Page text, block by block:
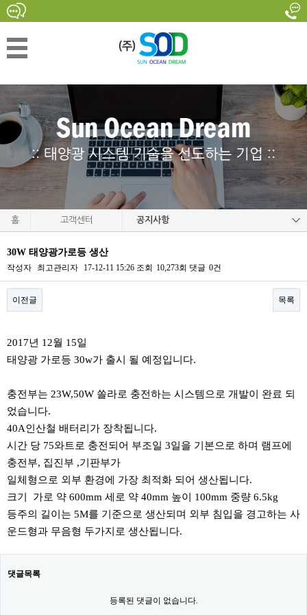
홈 고객센터 공지사항
30W 태양광가로등 생산
작성자 최고관리자 17-12-11 15:26 조회 10,273회 댓글 0건
이전글 목록
2017년 12월 15일
태양광 가로등 30w가 출시 될 예정입니다.
충전부는 23W,50W 쏠라로 충전하는 시스템으로 개발이 완료 되
었습니다.
40A인산철 배터리가 장착됩니다.
시간 당 75와트로 충전되어 부조일 3일을 기본으로 하며 램프에
충전부, 집진부 ,기판부가
일체형으로 외부 환경에 가장 최적화 되어 생산됩니다.
크기 가로 약 600mm 세로 약 40mm 높이 100mm 중량 6.5kg
등주의 길이는 5M를 기준으로 생산되며 외부 침입을 경고하는 사
운드형과 무음형 두가지로 생산됩니다.
댓글목록
등록된 댓글이 없습니다.